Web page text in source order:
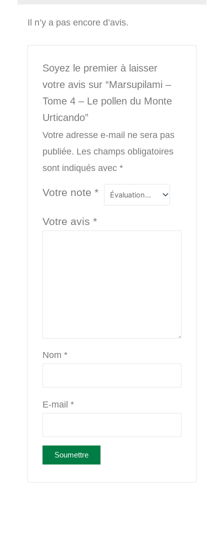
Il n’y a pas encore d’avis.
Soyez le premier à laisser
votre avis sur “Marsupilami –
Tome 4 – Le pollen du Monte
Urticando”
Votre adresse e-mail ne sera pas
publiée. Les champs obligatoires
sont indiqués avec*
Votre note*
Votre avis*
Nom*
E-mail*